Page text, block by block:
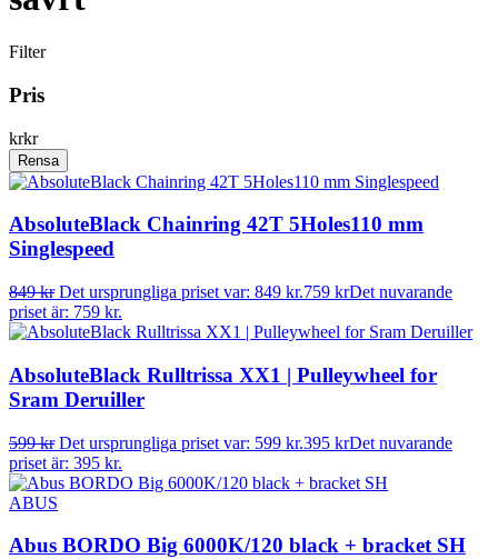
Filter
Pris
krkr
Rensa
AbsoluteBlack Chainring 42T 5Holes110 mm
Singlespeed
849kr Det ursprungliga priset var: 849 kr.759 krDet nuvarande
priset är: 759 kr.
AbsoluteBlack Rulltrissa XX1 | Pulleywheel for
Sram Deruiller
599kr Det ursprungliga priset var: 599 kr.395 krDet nuvarande
priset är: 395 kr.
ABUS
Abus BORDO Big 6000K/120 black + bracket SH